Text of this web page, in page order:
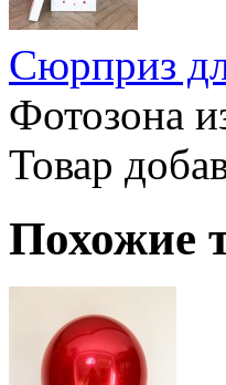
Сюрприз
Фотозона
Товар
Похожие